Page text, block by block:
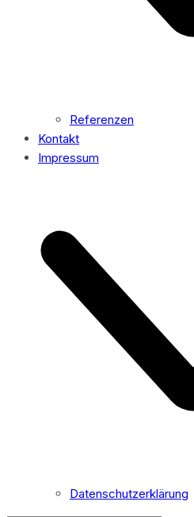
Referenzen
Kontakt
Impressum
Datenschutzerklärung